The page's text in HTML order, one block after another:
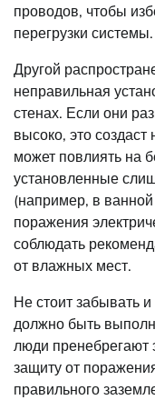
проводов, чтобы
перегрузки системы.
Другой
неправильная
стенах. Если они
высоко, это
может повлиять на
установленные
(например, в ванной
поражения
соблюдать
от влажных мест.
Не стоит забывать
должно быть
люди пренебрегают
защиту от
правильного